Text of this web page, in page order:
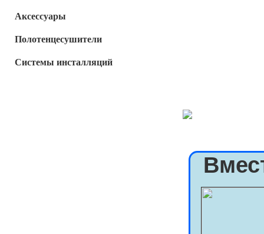
Аксессуары
Полотенцесушители
Системы инсталляций